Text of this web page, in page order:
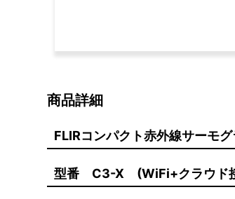
商品詳細
FLIRコンパクト赤外線サーモ
型番 C3-X (WiFi+クラウド